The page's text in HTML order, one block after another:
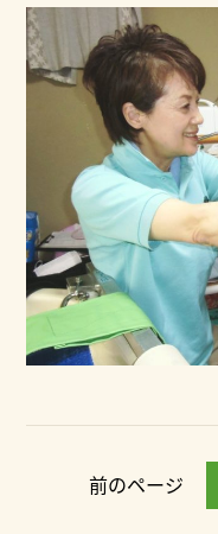
前のページ